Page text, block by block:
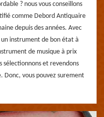
? nous vous conseillons
comme Debord Antiquaire
depuis des années. Avec
un instrument de bon état à
de musique à prix
sélectionnons et revendons
Donc, vous pouvez surement